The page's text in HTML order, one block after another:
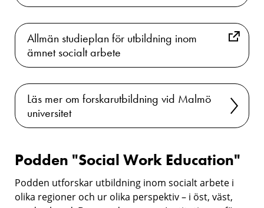
Allmän studieplan för utbildning inom
ämnet socialt arbete
Läs mer om forskarutbildning vid Malmö
universitet
Annat
inom
ämnet
Podden
"Social
Work
Podden "Social Work Education"
Podden utforskar utbildning inom socialt arbete i
olika regioner och ur olika perspektiv – i öst, väst,